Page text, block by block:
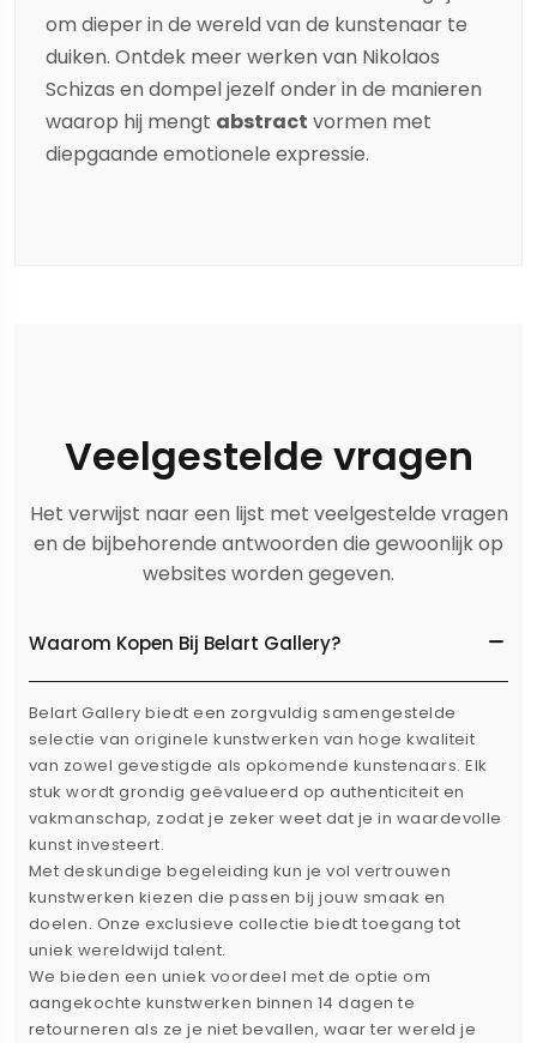
om dieper in de wereld van de kunstenaar te
duiken. Ontdek meer werken van Nikolaos
Schizas en dompel jezelf onder in de manieren
waarop hij mengt abstract vormen met
diepgaande emotionele expressie.
Veelgestelde vragen
Het verwijst naar een lijst met veelgestelde vragen
en de bijbehorende antwoorden die gewoonlijk op
websites worden gegeven.
Waarom Kopen Bij Belart Gallery?
Belart Gallery biedt een zorgvuldig samengestelde
selectie van originele kunstwerken van hoge kwaliteit
van zowel gevestigde als opkomende kunstenaars. Elk
stuk wordt grondig geëvalueerd op authenticiteit en
vakmanschap, zodat je zeker weet dat je in waardevolle
kunst investeert.
Met deskundige begeleiding kun je vol vertrouwen
kunstwerken kiezen die passen bij jouw smaak en
doelen. Onze exclusieve collectie biedt toegang tot
uniek wereldwijd talent.
We bieden een uniek voordeel met de optie om
aangekochte kunstwerken binnen 14 dagen te
retourneren als ze je niet bevallen, waar ter wereld je